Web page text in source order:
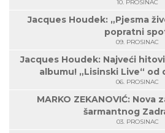
10. PROSINAC
Jacques Houdek: „Pjesma
popratni
09. PROSINAC
Jacques Houdek: Najveći
albumu! „Lisinski Live“ od
06. PROSINAC
MARKO ZEKANOVIĆ: Nova
šarmantnog
03. PROSINAC